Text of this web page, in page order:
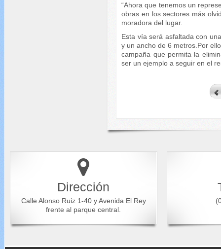
“Ahora que tenemos un
obras en los sectores más
moradora del lugar.
Esta vía será asfaltada con
y un ancho de 6 metros.Por
campaña que permita la
ser un ejemplo a seguir en el
Dirección
Calle Alonso Ruiz 1-40 y Avenida El Rey
frente al parque central.